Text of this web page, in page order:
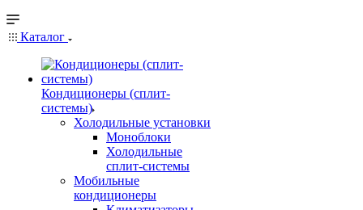
Каталог
Кондиционеры (сплит-
системы)
Холодильные установки
Моноблоки
Холодильные
сплит-системы
Мобильные
кондиционеры